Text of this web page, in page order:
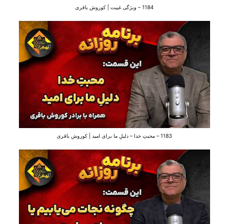
1184 – ویژگی غیبت | کوروش باقری
1183 – محبتِ خدا – دلیلِ ما برای امید | کوروش باقری